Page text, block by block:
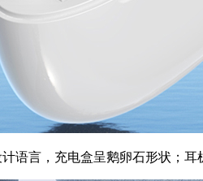
语言，充电盒呈鹅卵石形状；